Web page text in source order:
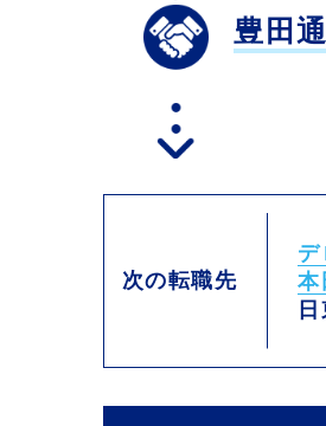
豊田
次の転職先
デ
本